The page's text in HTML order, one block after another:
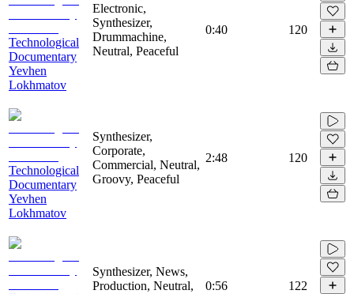
Technological
Documentary
Yevhen
Lokhmatov
Electronic,
Synthesizer,
Drummachine,
Neutral, Peaceful
0:40 120
Technological
Documentary
Yevhen
Lokhmatov
Synthesizer,
Corporate,
Commercial, Neutral,
Groovy, Peaceful
2:48 120
Synthesizer, News,
Production, Neutral,
0:56 122